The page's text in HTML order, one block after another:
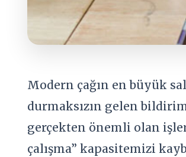
Modern çağın en büyük
durmaksızın gelen
gerçekten önemli olan
çalışma” kapasitemizi